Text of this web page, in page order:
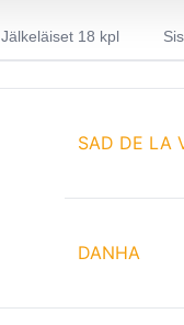
Jälkeläiset 18 kpl
SAD DE LA
DANHA